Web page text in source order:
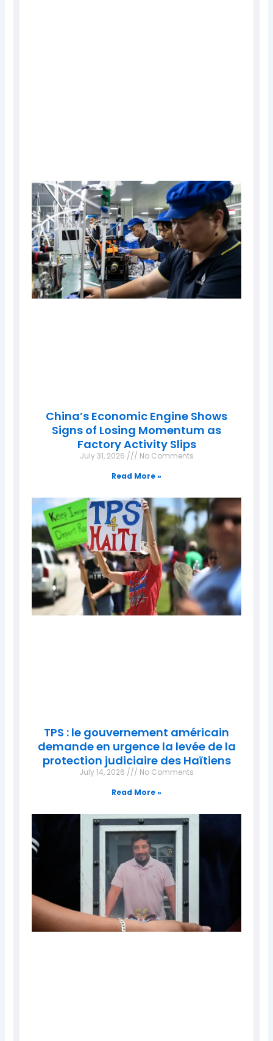
China’s Economic Engine Shows
Signs of Losing Momentum as
Factory Activity Slips
July 31, 2026
No Comments
Read More »
TPS : le gouvernement américain
demande en urgence la levée de la
protection judiciaire des Haïtiens
July 14, 2026
No Comments
Read More »